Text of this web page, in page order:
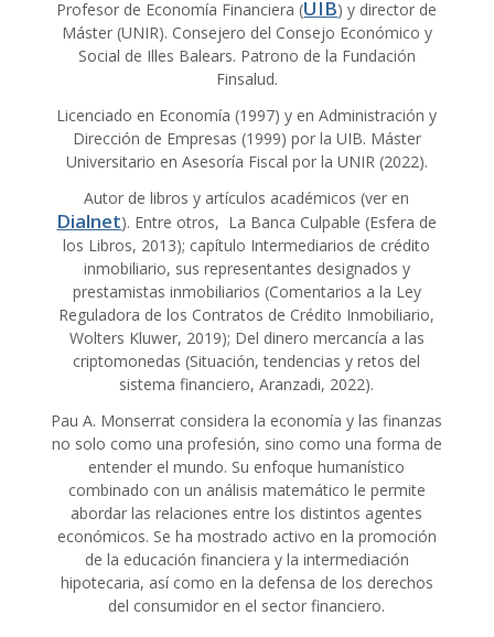
Profesor de Economía Financiera (UIB) y director de
Máster (UNIR). Consejero del Consejo Económico y
Social de Illes Balears. Patrono de la Fundación
Finsalud.
Licenciado en Economía (1997) y en Administración y
Dirección de Empresas (1999) por la UIB. Máster
Universitario en Asesoría Fiscal por la UNIR (2022).
Autor de libros y artículos académicos (ver en
Dialnet). Entre otros, La Banca Culpable (Esfera de
los Libros, 2013); capítulo Intermediarios de crédito
inmobiliario, sus representantes designados y
prestamistas inmobiliarios (Comentarios a la Ley
Reguladora de los Contratos de Crédito Inmobiliario,
Wolters Kluwer, 2019); Del dinero mercancía a las
criptomonedas (Situación, tendencias y retos del
sistema financiero, Aranzadi, 2022).
Pau A. Monserrat considera la economía y las finanzas
no solo como una profesión, sino como una forma de
entender el mundo. Su enfoque humanístico
combinado con un análisis matemático le permite
abordar las relaciones entre los distintos agentes
económicos. Se ha mostrado activo en la promoción
de la educación financiera y la intermediación
hipotecaria, así como en la defensa de los derechos
del consumidor en el sector financiero.